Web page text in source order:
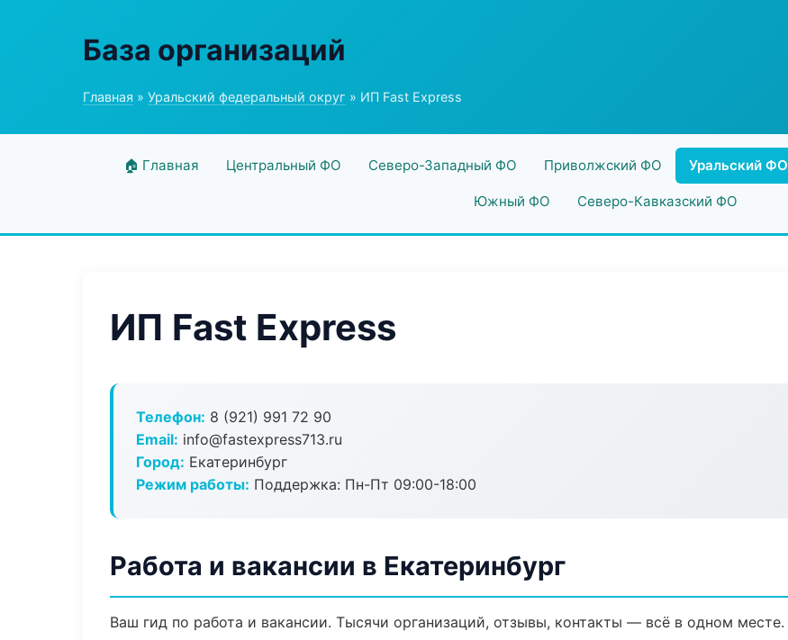
База организаций
Главная » Уральский федеральный округ » ИП Fast Express
🏠 Главная Центральный ФО Северо-Западный ФО Приволжский ФО Уральский ФО
Южный ФО Северо-Кавказский ФО
ИП Fast Express
Телефон: 8 (921) 991 72 90
Email: info@fastexpress713.ru
Город: Екатеринбург
Режим работы: Поддержка: Пн-Пт 09:00-18:00
Работа и вакансии в Екатеринбург
Ваш гид по работа и вакансии. Тысячи организаций, отзывы, контакты — всё в одном месте.